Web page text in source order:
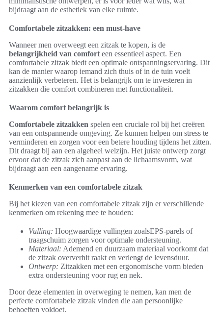
bijdraagt aan de esthetiek van elke ruimte.
Comfortabele zitzakken: een must-have
Wanneer men overweegt een zitzak te kopen, is de
belangrijkheid van comfort een essentieel aspect. Een
comfortabele zitzak biedt een optimale ontspanningservaring. Dit
kan de manier waarop iemand zich thuis of in de tuin voelt
aanzienlijk verbeteren. Het is belangrijk om te investeren in
zitzakken die comfort combineren met functionaliteit.
Waarom comfort belangrijk is
Comfortabele zitzakken spelen een cruciale rol bij het creëren
van een ontspannende omgeving. Ze kunnen helpen om stress te
verminderen en zorgen voor een betere houding tijdens het zitten.
Dit draagt bij aan een algeheel welzijn. Het juiste ontwerp zorgt
ervoor dat de zitzak zich aanpast aan de lichaamsvorm, wat
bijdraagt aan een aangename ervaring.
Kenmerken van een comfortabele zitzak
Bij het kiezen van een comfortabele zitzak zijn er verschillende
kenmerken om rekening mee te houden:
Vulling: Hoogwaardige vullingen zoalsEPS-parels of
traagschuim zorgen voor optimale ondersteuning.
Materiaal: Ademend en duurzaam materiaal voorkomt dat
de zitzak oververhit raakt en verlengt de levensduur.
Ontwerp: Zitzakken met een ergonomische vorm bieden
extra ondersteuning voor rug en nek.
Door deze elementen in overweging te nemen, kan men de
perfecte comfortabele zitzak vinden die aan persoonlijke
behoeften voldoet.